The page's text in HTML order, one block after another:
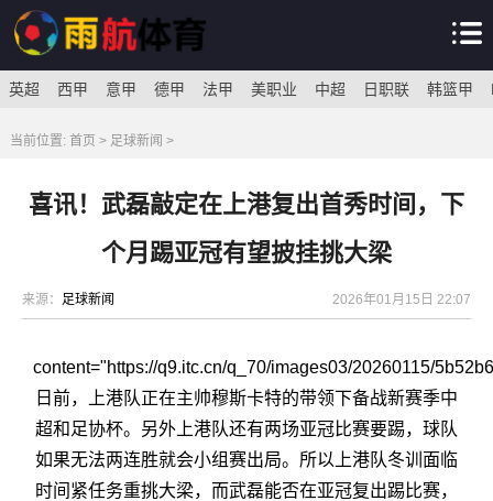
英超 西甲 意甲 德甲 法甲 美职业 中超 日职联 韩篮甲
当前位置: 首页 > 足球新闻 >
喜讯！武磊敲定在上港复出首秀时间，下
个月踢亚冠有望披挂挑大梁
来源： 足球新闻 2026年01月15日 22:07
content="https://q9.itc.cn/q_70/images03/20260115/
日前，上港队正在主帅穆斯卡特的带领下备战新赛季中
超和足协杯。另外上港队还有两场亚冠比赛要踢，球队
如果无法两连胜就会小组赛出局。所以上港队冬训面临
时间紧任务重挑大梁，而武磊能否在亚冠复出踢比赛，